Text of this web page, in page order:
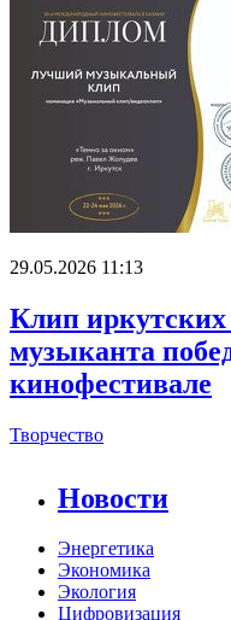
29.05.2026 11:13
Клип иркутских
музыканта
кинофестивале
Творчество
Новости
Энергетика
Экономика
Экология
Цифровизация